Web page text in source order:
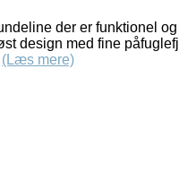
der er funktionel
design med fine
(Læs mere)